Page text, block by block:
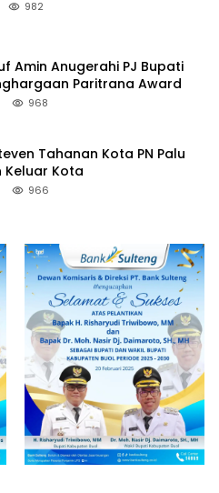
982
Amin Anugerahi PJ Bupati
Paritrana Award
968
Tahanan Kota PN Palu
Keluar Kota
966